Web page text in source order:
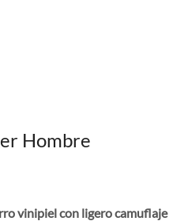
Hombre
vinipiel con ligero camuflaje